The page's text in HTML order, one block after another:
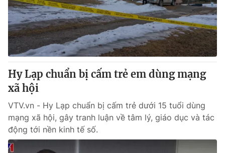
Hy Lạp chuẩn bị cấm trẻ em dùng mạng
xã hội
VTV.vn - Hy Lạp chuẩn bị cấm trẻ dưới 15 tuổi dùng
mạng xã hội, gây tranh luận về tâm lý, giáo dục và tác
động tới nền kinh tế số.